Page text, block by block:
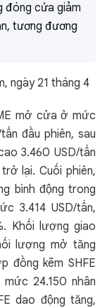
đóng cửa giảm
tương đương
ngày 21 tháng 4
mở cửa ở mức
đầu phiên, sau
3.460 USD/tấn
lại. Cuối phiên,
bình động trong
3.414 USD/tấn,
Khối lượng giao
lượng mở tăng
đồng kẽm SHFE
24.150 nhân
dao động tăng,